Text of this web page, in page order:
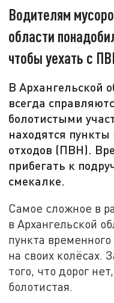
Водителям
области
чтобы уехать с
В Архангельской
всегда
болотистыми
находятся
отходов (ПВН).
прибегать к
смекалке.
Самое сложное в
в Архангельской
пункта
на своих колёсах.
того, что дорог
болотистая.